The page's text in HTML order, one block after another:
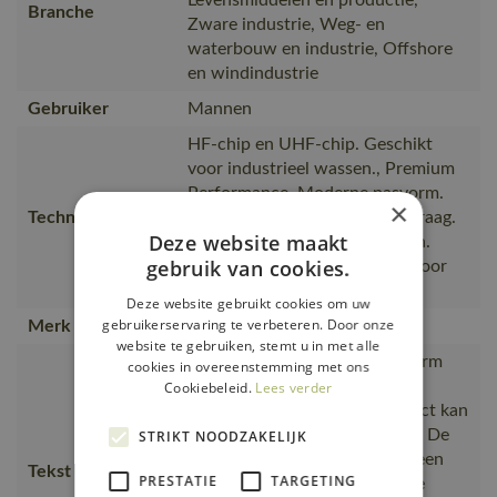
Branche
Zware industrie, Weg- en
waterbouw en industrie, Offshore
en windindustrie
Gebruiker
Mannen
Technische tekst
HF-chip en UHF-chip. Geschikt
voor industrieel wassen., Premium
Performance. Moderne pasvorm.
Sterke kwaliteit. Tricot in de kraag.
Sluiting met verborgen knopen.
Verstevigde boord. Geschikt voor
Merk
MASCOT®
Tekst usp
Moderne, comfortabele pasvorm
met een optimale
bewegingsvrijheid., Het product kan
industrieel gewassen worden., De
naad in de nek is afgezet met een
zacht materiaal om irritaties te
×
Deze website maakt
gebruik van cookies.
Deze website gebruikt cookies om uw
gebruikerservaring te verbeteren. Door onze
website te gebruiken, stemt u in met alle
cookies in overeenstemming met ons
Cookiebeleid. Lees verder
STRIKT NOODZAKELIJK
PRESTATIE TARGETING